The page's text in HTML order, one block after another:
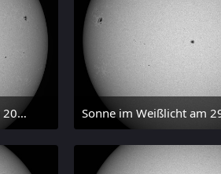
Sonne im Weißlicht am 29. Juli 2026 um 17:54 MESZ
31. Juli 2026 um 20:03